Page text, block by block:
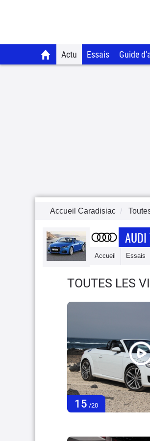
Actu Essais Guide
Accueil Caradisiac
AUDI
Accueil Essais
TOUTES LES
15 /20